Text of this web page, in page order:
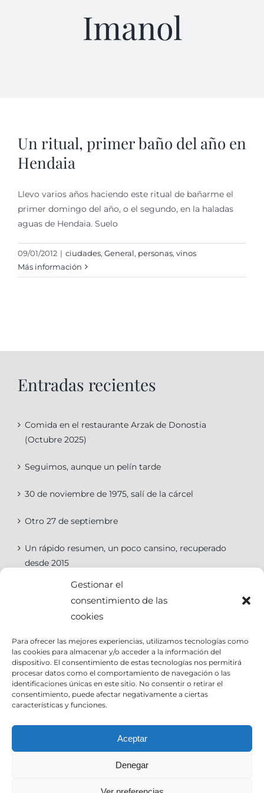
Gestionar el
consentimiento de las
cookies
Para ofrecer las mejores experiencias, utilizamos tecnologías como
las cookies para almacenar y/o acceder a la información del
dispositivo. El consentimiento de estas tecnologías nos permitirá
procesar datos como el comportamiento de navegación o las
identificaciones únicas en este sitio. No consentir o retirar el
consentimiento, puede afectar negativamente a ciertas
características y funciones.
Aceptar
Denegar
Imanol
Un ritual, primer baño del año en
Hendaia
Llevo varios años haciendo este ritual de bañarme el
primer domingo del año, o el segundo, en la haladas
aguas de Hendaia. Suelo
09/01/2012 | ciudades, General, personas, vinos
Más información
Entradas recientes
Comida en el restaurante Arzak de Donostia
(Octubre 2025)
Seguimos, aunque un pelín tarde
30 de noviembre de 1975, salí de la cárcel
Otro 27 de septiembre
Un rápido resumen, un poco cansino, recuperado
desde 2015
Categorías
Categorías
Contact Info
info@joseantoniocruz.com
web y posicionamiento pamplona: EOSERON.es